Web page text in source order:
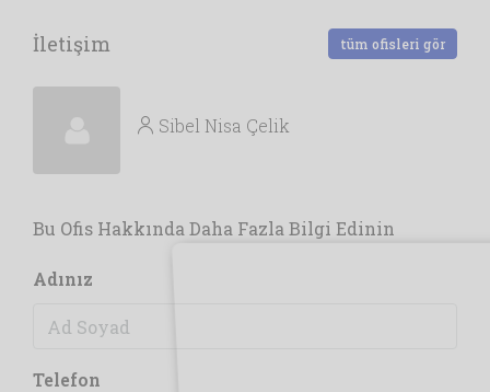
İletişim tüm ofisleri gör
Sibel Nisa Çelik
Bu Ofis Hakkında Daha Fazla Bilgi Edinin
Adınız
Telefon